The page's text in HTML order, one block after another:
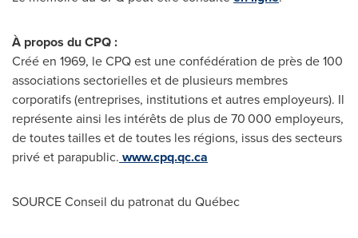
À propos du CPQ :
Créé en 1969, le CPQ est une confédération de près de 100
associations sectorielles et de plusieurs membres
corporatifs (entreprises, institutions et autres employeurs). Il
représente ainsi les intérêts de plus de 70 000 employeurs,
de toutes tailles et de toutes les régions, issus des secteurs
privé et parapublic. www.cpq.qc.ca
SOURCE Conseil du patronat du Québec